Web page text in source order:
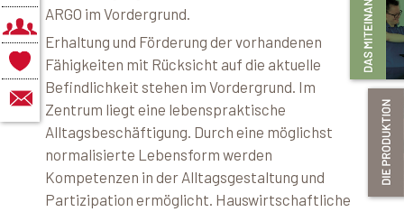
ARGO im Vordergrund.
Erhaltung und Förderung der vorhandenen
Fähigkeiten mit Rücksicht auf die aktuelle
Befindlichkeit stehen im Vordergrund. Im
Zentrum liegt eine lebenspraktische
Alltagsbeschäftigung. Durch eine möglichst
normalisierte Lebensform werden
Kompetenzen in der Alltagsgestaltung und
Partizipation ermöglicht. Hauswirtschaftliche